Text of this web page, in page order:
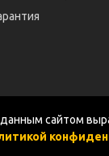
сайтом
данных
М.Р.)